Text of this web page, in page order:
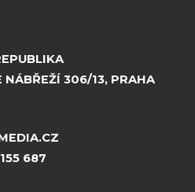
NÁBŘEŽÍ 306/13, PRAHA
687